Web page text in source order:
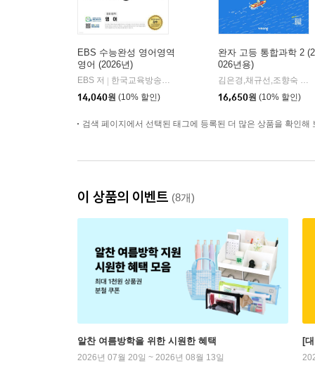
EBS 수능완성 영어영역
영어 (2026년)
EBS 저
한국교육방송공사
14,040원 (10% 할인)
완자 고등 통합과학 2 (2
026년용)
김은경,채규선,조향숙 등저
16,650원 (10% 할인)
검색 페이지에서 선택된 태그에 등록된 더 많은 상품을 확인해
이 상품의 이벤트 (8개)
알찬 여름방학을 위한 시원한 혜택
2026년 07월 20일 ~ 2026년 08월 13일
[